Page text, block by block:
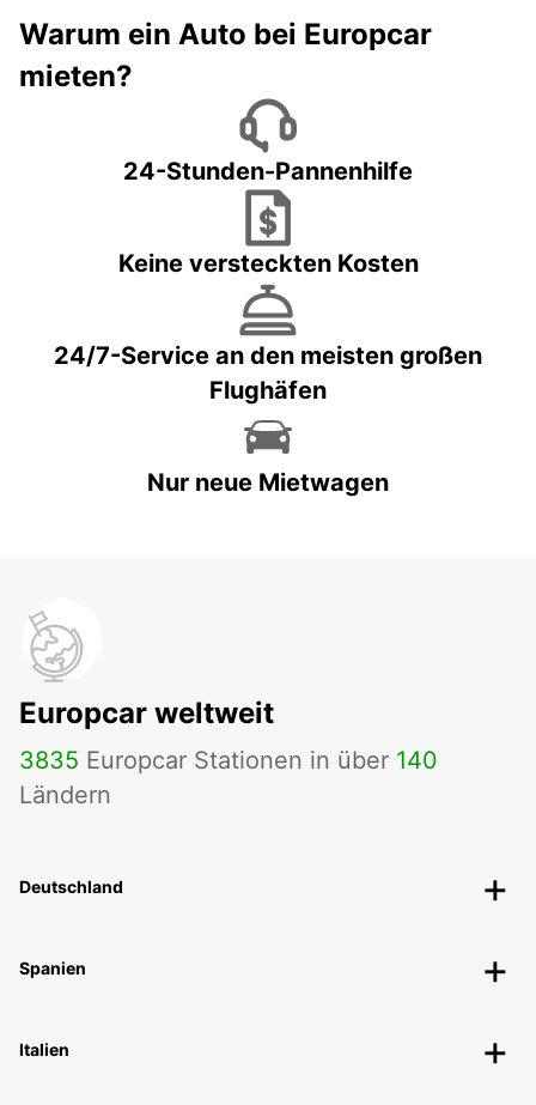
Warum ein Auto bei Europcar
mieten?
24-Stunden-Pannenhilfe
Keine versteckten Kosten
24/7-Service an den meisten großen
Flughäfen
Nur neue Mietwagen
Europcar weltweit
3835 Europcar Stationen in über 140
Ländern
Deutschland
Spanien
Italien